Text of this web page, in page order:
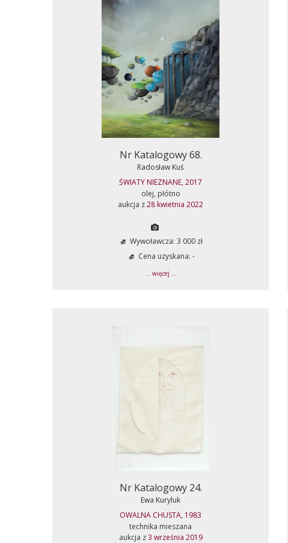
Nr Katalogowy 68.
Radosław Kuś
ŚWIATY NIEZNANE, 2017
olej, płótno
aukcja z28 kwietnia 2022
Wywoławcza: 3 000 zł
Cena uzyskana: -
... więcej ...
Nr Katalogowy 24.
Ewa Kuryluk
OWALNA CHUSTA, 1983
technika mieszana
aukcja z3 września 2019